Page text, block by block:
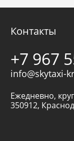
Контакты
+7 967
info@skytaxi-
Ежедневно,
350912,